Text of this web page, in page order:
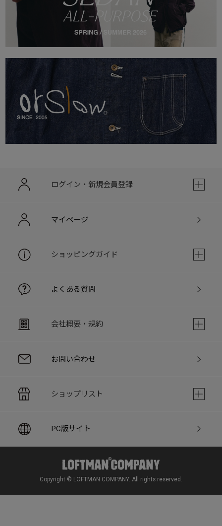
ログイン・新規会員登録
マイページ
ショッピングガイド
よくある質問
会社概要・規約
お問い合わせ
ショップリスト
PC版サイト
Copyright © LOFTMAN COMPANY. All rights reserved.